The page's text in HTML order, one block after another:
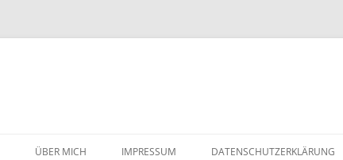
ÜBER MICH IMPRESSUM DATENSCHUTZERKLÄRUNG